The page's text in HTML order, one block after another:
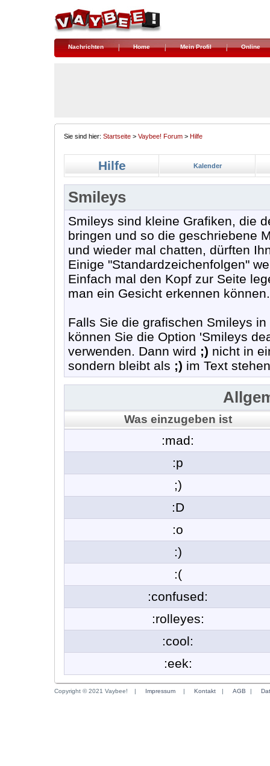
Nachrichten Home Mein Profil Online
Sie sind hier: Startseite > Vaybee! Forum > Hilfe
Hilfe Kalender
Smileys
Smileys sind kleine Grafiken, die
bringen und so die geschriebene
und wieder mal chatten, dürften
Einige "Standardzeichenfolgen"
Einfach mal den Kopf zur Seite
man ein Gesicht erkennen können.
Falls Sie die grafischen Smileys
können Sie die Option 'Smileys
verwenden. Dann wird ;) nicht in
sondern bleibt als ;) im Text
Was einzugeben ist
:mad:
:p
;)
:D
:o
:)
:(
:confused:
:rolleyes:
:cool:
:eek:
Copyright © 2021 Vaybee! | Impressum | Kontakt | AGB |